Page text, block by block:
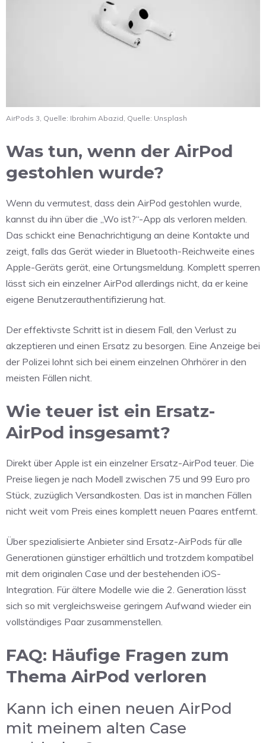
AirPods 3, Quelle: Ibrahim Abazid, Quelle: Unsplash
Was tun, wenn der AirPod
gestohlen wurde?
Wenn du vermutest, dass dein AirPod gestohlen wurde,
kannst du ihn über die „Wo ist?“-App als verloren melden.
Das schickt eine Benachrichtigung an deine Kontakte und
zeigt, falls das Gerät wieder in Bluetooth-Reichweite eines
Apple-Geräts gerät, eine Ortungsmeldung. Komplett sperren
lässt sich ein einzelner AirPod allerdings nicht, da er keine
eigene Benutzerauthentifizierung hat.
Der effektivste Schritt ist in diesem Fall, den Verlust zu
akzeptieren und einen Ersatz zu besorgen. Eine Anzeige bei
der Polizei lohnt sich bei einem einzelnen Ohrhörer in den
meisten Fällen nicht.
Wie teuer ist ein Ersatz-
AirPod insgesamt?
Direkt über Apple ist ein einzelner Ersatz-AirPod teuer. Die
Preise liegen je nach Modell zwischen 75 und 99 Euro pro
Stück, zuzüglich Versandkosten. Das ist in manchen Fällen
nicht weit vom Preis eines komplett neuen Paares entfernt.
Über spezialisierte Anbieter sind Ersatz-AirPods für alle
Generationen günstiger erhältlich und trotzdem kompatibel
mit dem originalen Case und der bestehenden iOS-
Integration. Für ältere Modelle wie die 2. Generation lässt
sich so mit vergleichsweise geringem Aufwand wieder ein
vollständiges Paar zusammenstellen.
FAQ: Häufige Fragen zum
Thema AirPod verloren
Kann ich einen neuen AirPod
mit meinem alten Case